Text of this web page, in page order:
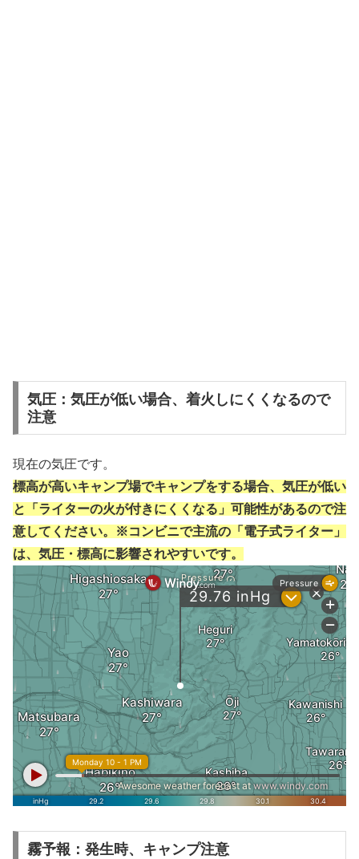
気圧：気圧が低い場合、着火しにくくなるので
注意
現在の気圧です。
標高が高いキャンプ場でキャンプをする場合、気圧が低い
と「ライターの火が付きにくくなる」可能性があるので注
意してください。※コンビニで主流の「電子式ライター」
は、気圧・標高に影響されやすいです。
霧予報：発生時、キャンプ注意